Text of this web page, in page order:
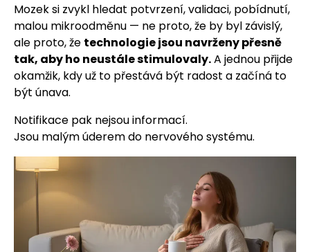
Mozek si zvykl hledat potvrzení, validaci, pobídnutí,
malou mikroodměnu — ne proto, že by byl závislý,
ale proto, že technologie jsou navrženy přesně
tak, aby ho neustále stimulovaly.A jednou přijde
okamžik, kdy už to přestává být radost a začíná to
být únava.
Notifikace pak nejsou informací.
Jsou malým úderem do nervového systému.